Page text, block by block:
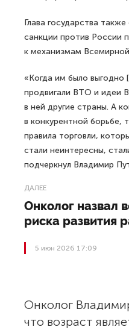
Глава государства
санкции против России
к механизмам
«Когда им было выгодно
продвигали ВТО и идеи
в ней другие страны. А
в конкурентной борьбе,
правила торговли,
стали неинтересны,
подчеркнул Владимир
ДАЛЕЕ
Онколог назвал
риска развития
5 июн 2026 17:09
Онколог
что возраст